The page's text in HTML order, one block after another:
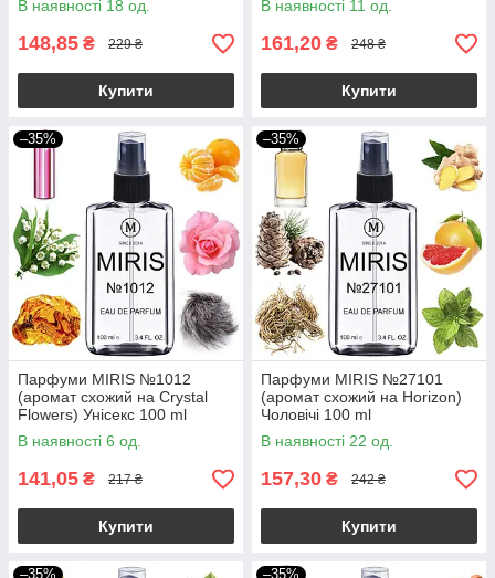
В наявності 18 од.
148,85 ₴ 229 ₴
Купити
В наявності 11 од.
161,20 ₴ 248 ₴
Купити
–35%
Парфуми MIRIS №1012
(аромат схожий на Crystal
Flowers) Унісекс 100 ml
В наявності 6 од.
141,05 ₴ 217 ₴
Купити
–35%
Парфуми MIRIS №27101
(аромат схожий на Horizon)
Чоловічі 100 ml
В наявності 22 од.
157,30 ₴ 242 ₴
Купити
–35% –35%